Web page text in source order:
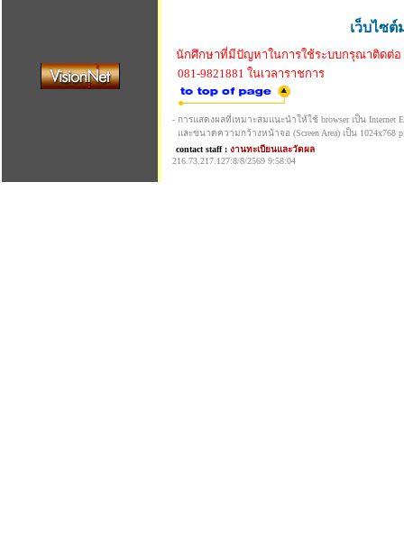
เว็บไซ
นักศึกษาที่มีปัญหาในการใช้ระบบกรุณาติดต่อ
081-9821881 ในเวลาราชการ
- การแสดงผลที่เหมาะสมแนะนำให้ใช้ browser เป็น Internet
และขนาดความกว้างหน้าจอ (Screen Area) เป็น 1024x768
contact staff : งานทะเบียนและวัดผล
216.73.217.127:8/8/2569 9:58:04